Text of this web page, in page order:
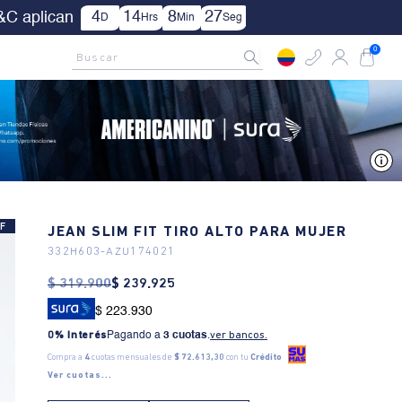
TYC.
Rastrea tu pedido aquí
Buscar 0
JEAN SLIM FIT TIRO ALTO PARA MUJER
332H603-AZU174021
$ 319.900$ 239.925
$ 223.930
0% Interés Pagando a3 cuotas.ver bancos.
Compra a 4cuotas mensuales de $ 72.613,30 con tuCrédito
Ver cuotas...